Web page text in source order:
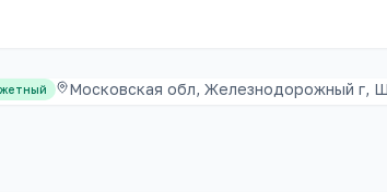
Московская обл, Железнодорожный г,